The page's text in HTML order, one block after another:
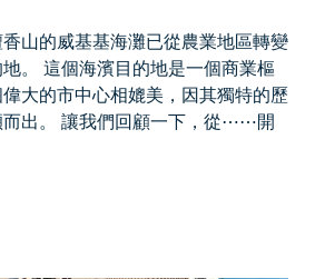
山的威基基海灘已從農業地區轉變
。 這個海濱目的地是一個商業樞
大的市中心相媲美，因其獨特的歷
而出。 讓我們回顧一下，從⋯⋯開